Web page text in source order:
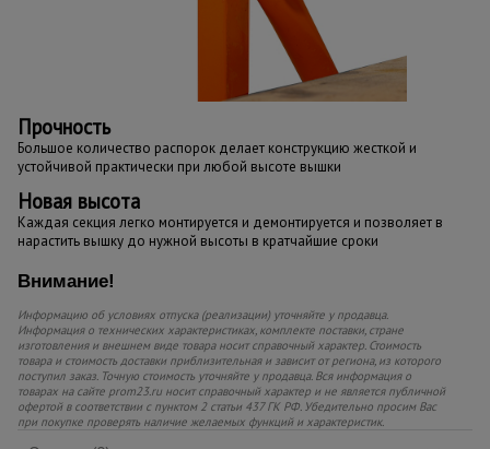
Прочность
Большое количество распорок делает конструкцию жесткой и
устойчивой практически при любой высоте вышки
Новая высота
Каждая секция легко монтируется и демонтируется и позволяет в
нарастить вышку до нужной высоты в кратчайшие сроки
Внимание!
Информацию об условиях отпуска (реализации) уточняйте у продавца.
Информация о технических характеристиках, комплекте поставки, стране
изготовления и внешнем виде товара носит справочный характер. Стоимость
товара и стоимость доставки приблизительная и зависит от региона, из которого
поступил заказ. Точную стоимость уточняйте у продавца. Вся информация о
товарах на сайте prom23.ru носит справочный характер и не является публичной
офертой в соответствии с пунктом 2 статьи 437 ГК РФ. Убедительно просим Вас
при покупке проверять наличие желаемых функций и характеристик.